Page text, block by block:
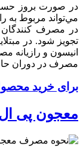
در صورت بروز
مي‌تواند مربوط به
در مصرف کنندگان
تجويز شود. در
انيسون و رازيانه
مصرف در دوران
برای خرید
معجون پی